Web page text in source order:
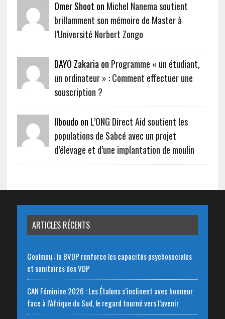
Omer Shoot on Michel Nanema soutient
brillamment son mémoire de Master à
l’Université Norbert Zongo
DAYO Zakaria on Programme « un étudiant,
un ordinateur » : Comment effectuer une
souscription ?
Ilboudo on L’ONG Direct Aid soutient les
populations de Sabcé avec un projet
d’élevage et d’une implantation de moulin
ARTICLES RÉCENTS
Goulmou : la BVDP renforce les capacités psychosociales
et sanitaires des VDP
CAN Féminine 2026 : Les Étalons s’inclinent avec honneur
face à l’Afrique du Sud, le regard tourné vers l’avenir